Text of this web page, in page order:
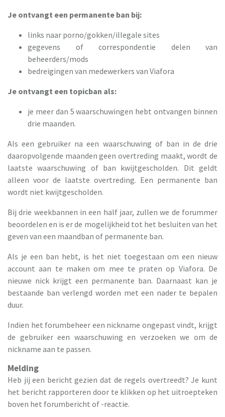
Je ontvangt een permanente ban bij:
links naar porno/gokken/illegale sites
gegevens of correspondentie delen van
beheerders/mods
bedreigingen van medewerkers van Viafora
Je ontvangt een topicban als:
je meer dan 5 waarschuwingen hebt ontvangen binnen
drie maanden.
Als een gebruiker na een waarschuwing of ban in de drie
daaropvolgende maanden geen overtreding maakt, wordt de
laatste waarschuwing of ban kwijtgescholden. Dit geldt
alleen voor de laatste overtreding. Een permanente ban
wordt niet kwijtgescholden.
Bij drie weekbannen in een half jaar, zullen we de forummer
beoordelen en is er de mogelijkheid tot het besluiten van het
geven van een maandban of permanente ban.
Als je een ban hebt, is het niet toegestaan om een nieuw
account aan te maken om mee te praten op Viafora. De
nieuwe nick krijgt een permanente ban. Daarnaast kan je
bestaande ban verlengd worden met een nader te bepalen
duur.
Indien het forumbeheer een nickname ongepast vindt, krijgt
de gebruiker een waarschuwing en verzoeken we om de
nickname aan te passen.
Melding
Heb jij een bericht gezien dat de regels overtreedt? Je kunt
het bericht rapporteren door te klikken op het uitroepteken
boven het forumbericht of -reactie.